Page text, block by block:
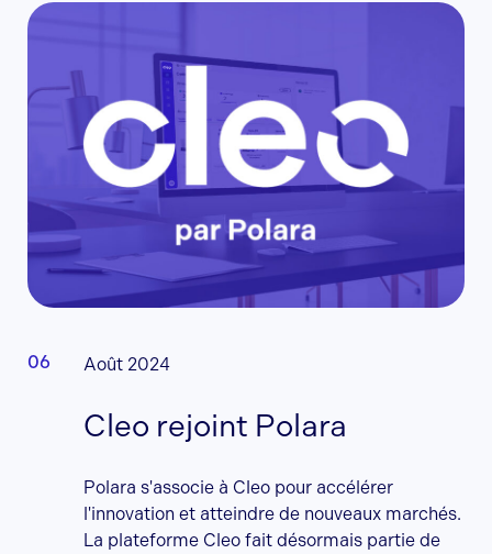
Août 2024
Cleo rejoint Polara
Polara s'associe à Cleo pour accélérer
l'innovation et atteindre de nouveaux marchés.
La plateforme Cleo fait désormais partie de